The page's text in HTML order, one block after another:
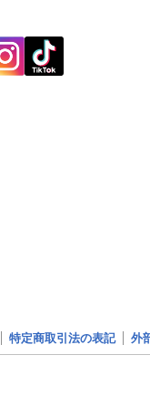
特定商取引法の表記 外